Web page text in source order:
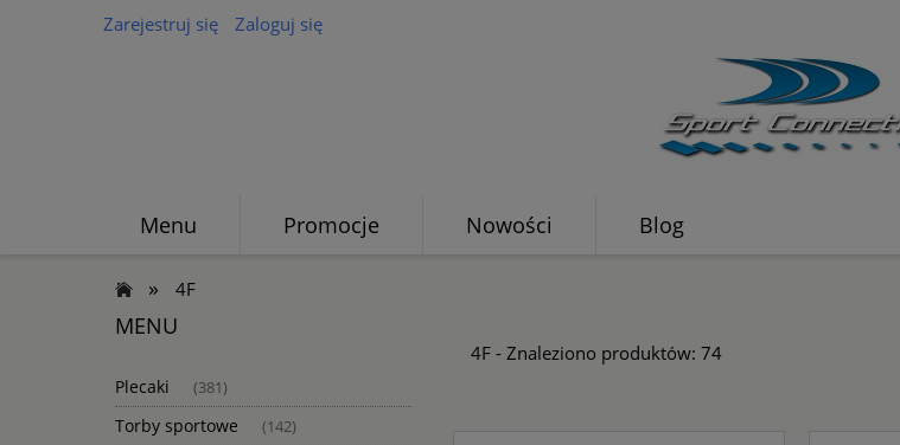
Zarejestruj się Zaloguj się
Menu Promocje Nowości Blog
» 4F
MENU
Plecaki (381)
Torby sportowe (142)
4F - Znaleziono produktów: 74